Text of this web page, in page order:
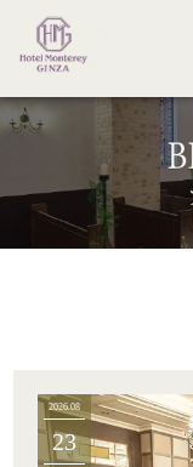
2026.08
23